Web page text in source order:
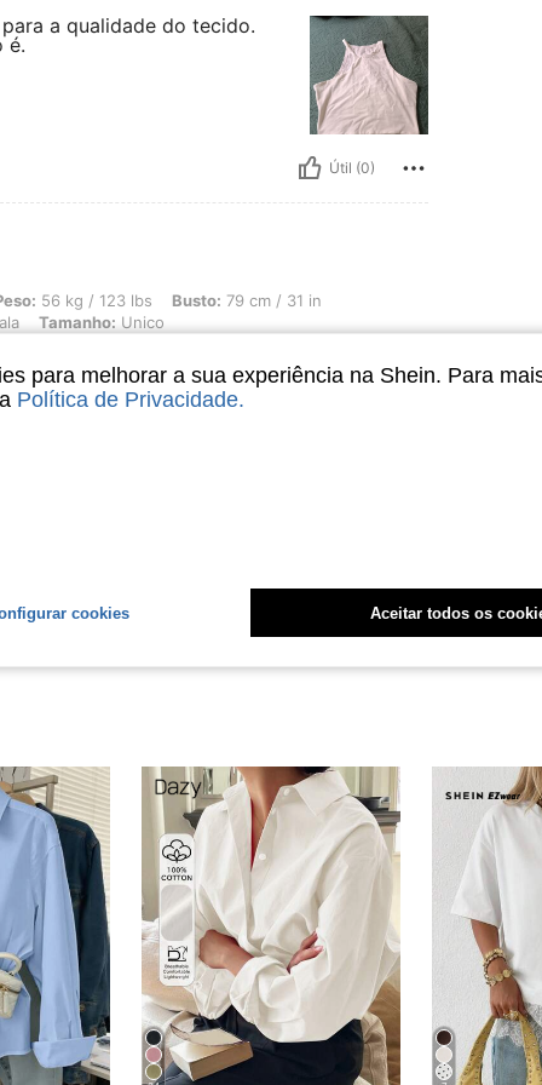
a qualidade do tecido.
é.
Útil (0)
lbs, Busto: 79 cm / 31 in, Quadris: 103 cm / 41 in, Cintura: 70 cm / 28 in,
56 kg / 123 lbs Busto: 79 cm / 31 in
Tamanho: Unico
para melhorar a sua experiência na Shein. Para
Política de Privacidade.
cookies Aceitar todos os